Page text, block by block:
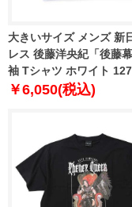
大きいサイズ メンズ 新
レス 後藤洋央紀「後藤
袖 Tシャツ ホワイト
1 3L 4L 5L 6L
￥6,050(税込)